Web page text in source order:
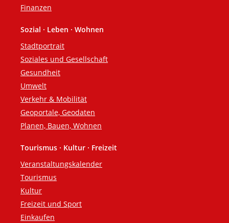
Finanzen
Sozial · Leben · Wohnen
Stadtportrait
Soziales und Gesellschaft
Gesundheit
Umwelt
Verkehr & Mobilität
Geoportale, Geodaten
Planen, Bauen, Wohnen
Tourismus · Kultur · Freizeit
Veranstaltungskalender
Tourismus
Kultur
Freizeit und Sport
Einkaufen